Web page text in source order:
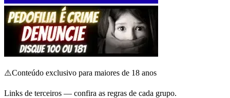
⚠️Conteúdo exclusivo para maiores de 18 anos
Links de terceiros — confira as regras de cada grupo.